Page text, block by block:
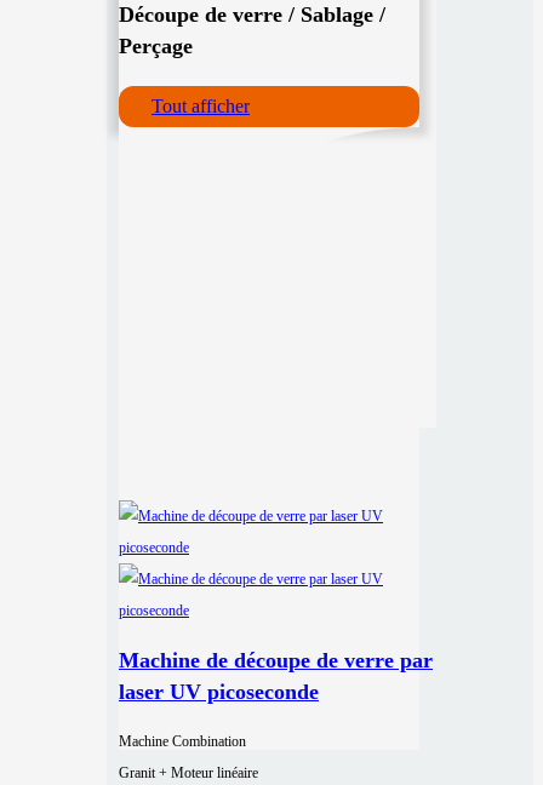
Découpe de verre / Sablage /
Perçage
Tout afficher
Machine de découpe de verre par
laser UV picoseconde
Machine Combination
Granit + Moteur linéaire